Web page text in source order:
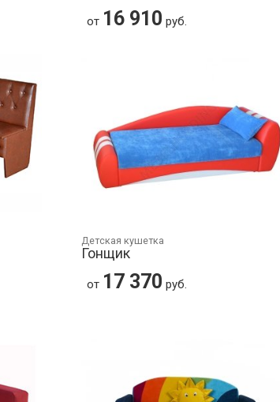
от 16 910 руб.
Детская кушетка
Гонщик
от 17 370 руб.